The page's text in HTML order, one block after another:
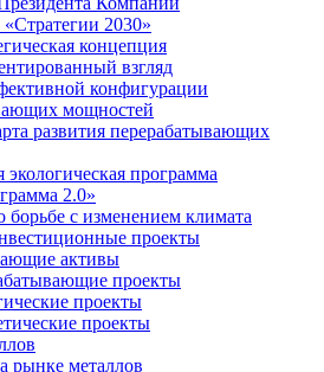
2030»
концепция
взгляд
конфигурации
мощностей
развития перерабатывающих
экологическая программа
2.0»
борьбе с изменением климата
проекты
активы
проекты
проекты
проекты
рынке металлов